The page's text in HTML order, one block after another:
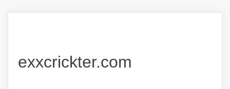
exxcrickter.com